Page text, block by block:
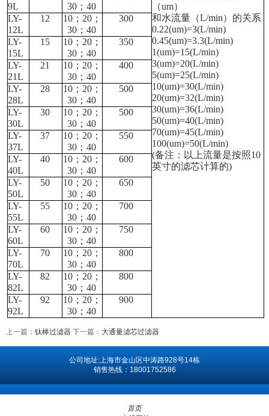
9L
30； 40
（um）
和水流量（L/min）的关系
0.22(um)=3(L/min)
0.45(um)=3.3(L/min)
1(um)=15(L/min)
3(um)=20(L/min)
5(um)=25(L/min)
10(um)=30(L/min)
20(um)=32(L/min)
30(um)=36(L/min)
50(um)=40(L/min)
70(um)=45(L/min)
100(um)=50(L/min)
(备注：以上流量是按照10
英寸的滤芯计算的)
LY-
12L
12 10 ； 20 ；
30； 40
300
LY-
15L
15 10 ； 20 ；
30； 40
350
LY-
21L
21 10 ； 20 ；
30； 40
400
LY-
28L
28 10 ； 20 ；
30； 40
500
LY-
30L
30 10 ； 20 ；
30； 40
500
LY-
37L
37 10 ； 20 ；
30； 40
550
LY-
40L
40 10 ； 20 ；
30； 40
600
LY-
50L
50 10 ； 20 ；
30； 40
650
LY-
55L
55 10 ； 20 ；
30； 40
700
LY-
60L
60 10 ； 20 ；
30； 40
750
LY-
70L
70 10 ； 20 ；
30； 40
800
LY-
82L
82 10 ； 20 ；
30； 40
800
LY-
92L
92 10 ； 20 ；
30； 40
900
上一篇： 钛棒过滤器 下一篇： 大通量滤芯过滤器
公司地址:上海市金山区中涛路928号14栋
销售热线：18001752586
首页